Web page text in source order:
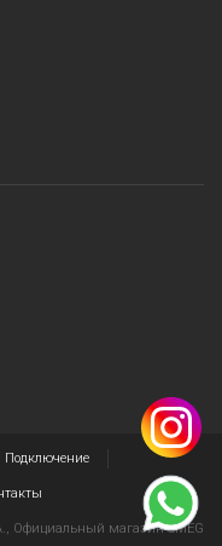
Подключение
Официальный магазин SMEG